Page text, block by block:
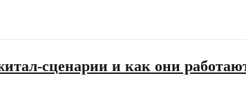
сценарии и как они